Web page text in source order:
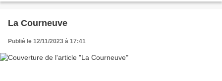
La Courneuve
Publié le 12/11/2023 à 17:41